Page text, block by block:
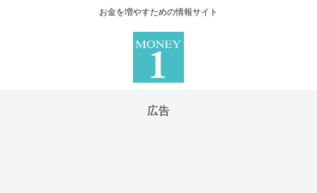
お金を増やすための情報サイト
広告